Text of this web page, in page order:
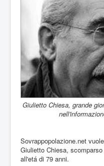
Giulietto Chiesa, grande
Sovrappopolazione.net
Giulietto Chiesa,
all'etá di 79 anni.